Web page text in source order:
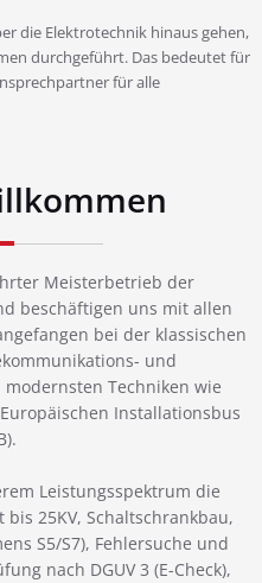
die Elektrotechnik hinaus gehen,
durchgeführt. Das bedeutet für
für alle
Meisterbetrieb der
beschäftigen uns mit allen
bei der klassischen
und
Techniken wie
Installationsbus
Leistungsspektrum die
25KV, Schaltschrankbau,
S5/S7), Fehlersuche und
nach DGUV 3 (E-Check),